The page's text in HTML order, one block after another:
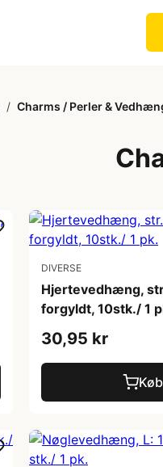
/ Charms / Perler &
DIVERSE
Hjertevedhæng,
forgyldt, 10stk./ 1
30,95 kr